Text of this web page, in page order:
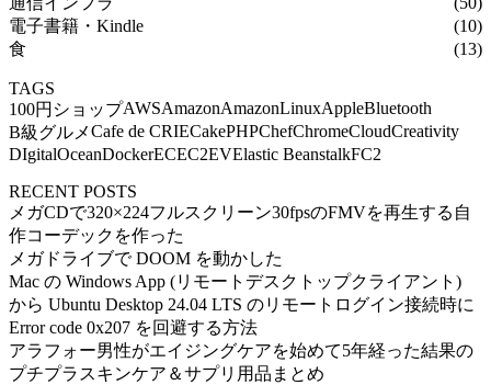
電子書籍・Kindle
(10)
食
(13)
TAGS
100円ショップAWSAmazonAmazonLinuxAppleBluetooth
B級グルメCafe de CRIECakePHPChefChromeCloudCreativity
DIgitalOceanDockerECEC2EVElastic BeanstalkFC2
RECENT POSTS
メガCDで320×224フルスクリーン30fpsのFMVを再生する自
作コーデックを作った
メガドライブで DOOM を動かした
Mac の Windows App (リモートデスクトップクライアント)
から Ubuntu Desktop 24.04 LTS のリモートログイン接続時に
Error code 0x207 を回避する方法
アラフォー男性がエイジングケアを始めて5年経った結果の
プチプラスキンケア＆サプリ用品まとめ